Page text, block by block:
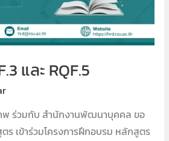
และ RQF.5
พ ร่วมกับ สำนักงานพัฒนาบุคคล ขอ
ร เข้าร่วมโครงการฝึกอบรม หลักสูตร